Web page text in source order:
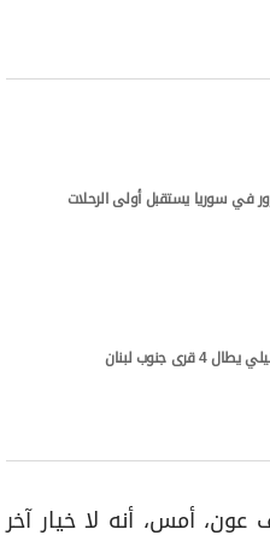
في سوريا يستقبل أولى الرحلات
قرى جنوب لبنان
عون، أمس، أنه لا خيار آخر